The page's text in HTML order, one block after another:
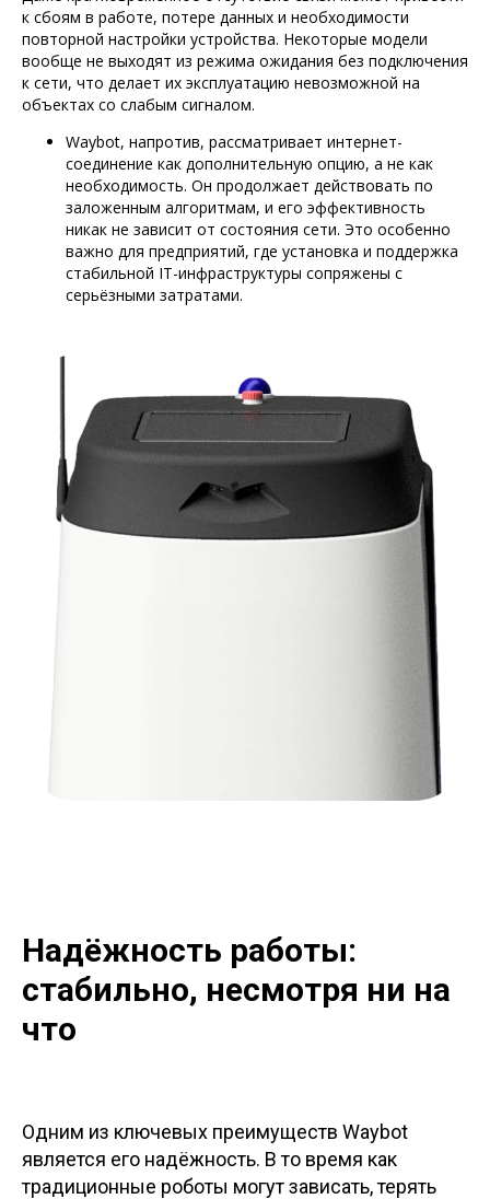
к сбоям в работе, потере данных и необходимости
повторной настройки устройства. Некоторые модели
вообще не выходят из режима ожидания без подключения
к сети, что делает их эксплуатацию невозможной на
объектах со слабым сигналом.
Waybot, напротив, рассматривает интернет-
соединение как дополнительную опцию, а не как
необходимость. Он продолжает действовать по
заложенным алгоритмам, и его эффективность
никак не зависит от состояния сети. Это особенно
важно для предприятий, где установка и поддержка
стабильной IT-инфраструктуры сопряжены с
серьёзными затратами.
Надёжность работы:
стабильно, несмотря ни на
что
Одним из ключевых преимуществ Waybot
является его надёжность. В то время как
традиционные роботы могут зависать, терять